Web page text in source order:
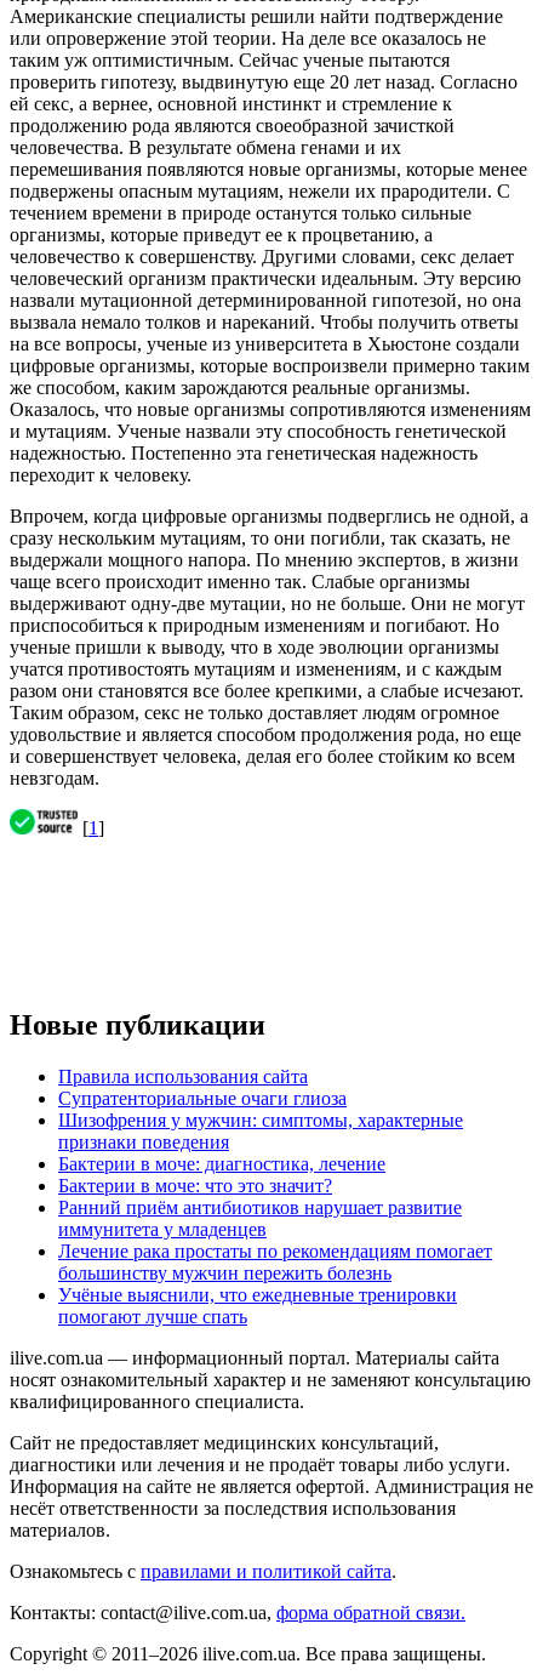
Американские специалисты решили найти подтверждение
или опровержение этой теории. На деле все оказалось не
таким уж оптимистичным. Сейчас ученые пытаются
проверить гипотезу, выдвинутую еще 20 лет назад. Согласно
ей секс, а вернее, основной инстинкт и стремление к
продолжению рода являются своеобразной зачисткой
человечества. В результате обмена генами и их
перемешивания появляются новые организмы, которые менее
подвержены опасным мутациям, нежели их прародители. С
течением времени в природе останутся только сильные
организмы, которые приведут ее к процветанию, а
человечество к совершенству. Другими словами, секс делает
человеческий организм практически идеальным. Эту версию
назвали мутационной детерминированной гипотезой, но она
вызвала немало толков и нареканий. Чтобы получить ответы
на все вопросы, ученые из университета в Хьюстоне создали
цифровые организмы, которые воспроизвели примерно таким
же способом, каким зарождаются реальные организмы.
Оказалось, что новые организмы сопротивляются изменениям
и мутациям. Ученые назвали эту способность генетической
надежностью. Постепенно эта генетическая надежность
переходит к человеку.
Впрочем, когда цифровые организмы подверглись не одной, а
сразу нескольким мутациям, то они погибли, так сказать, не
выдержали мощного напора. По мнению экспертов, в жизни
чаще всего происходит именно так. Слабые организмы
выдерживают одну-две мутации, но не больше. Они не могут
приспособиться к природным изменениям и погибают. Но
ученые пришли к выводу, что в ходе эволюции организмы
учатся противостоять мутациям и изменениям, и с каждым
разом они становятся все более крепкими, а слабые исчезают.
Таким образом, секс не только доставляет людям огромное
удовольствие и является способом продолжения рода, но еще
и совершенствует человека, делая его более стойким ко всем
невзгодам.
[1]
Новые публикации
Правила использования сайта
Супратенториальные очаги глиоза
Шизофрения у мужчин: симптомы, характерные
признаки поведения
Бактерии в моче: диагностика, лечение
Бактерии в моче: что это значит?
Ранний приём антибиотиков нарушает развитие
иммунитета у младенцев
Лечение рака простаты по рекомендациям помогает
большинству мужчин пережить болезнь
Учёные выяснили, что ежедневные тренировки
помогают лучше спать
ilive.com.ua — информационный портал. Материалы сайта
носят ознакомительный характер и не заменяют консультацию
квалифицированного специалиста.
Сайт не предоставляет медицинских консультаций,
диагностики или лечения и не продаёт товары либо услуги.
Информация на сайте не является офертой. Администрация не
несёт ответственности за последствия использования
материалов.
Ознакомьтесь с правилами и политикой сайта.
Контакты: contact@ilive.com.ua, форма обратной связи.
Copyright © 2011–2026 ilive.com.ua. Все права защищены.